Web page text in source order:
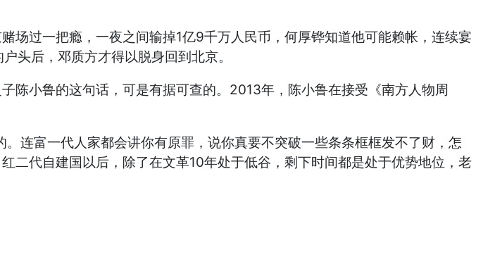
过一把瘾，一夜之间输掉1亿9千万人民币，何厚铧知道他可能赖帐，连续宴
头后，邓质方才得以脱身回到北京。
小鲁的这句话，可是有据可查的。2013年，陈小鲁在接受《南方人物周
富一代人家都会讲你有原罪，说你真要不突破一些条条框框发不了财，怎
二代自建国以后，除了在文革10年处于低谷，剩下时间都是处于优势地位，老